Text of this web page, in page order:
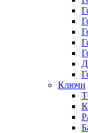
Ключи